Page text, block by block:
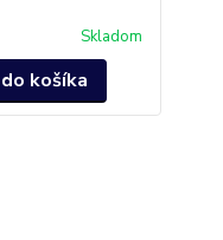
Skladom
košíka